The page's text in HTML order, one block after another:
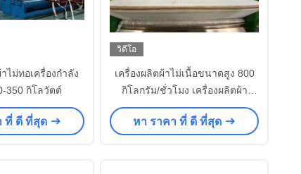
ไม่ทอเครื่องกำลัง
350 กิโลวัตต์
ที่ ดี ที่สุด
วิดีโอ
เครื่องผลิตผ้าไม่เนื้อขนาดสูง 800
กิโลกรัม/ชั่วโมง เครื่องผลิตผ้า
อากาศ
หา ราคา ที่ ดี ที่สุด